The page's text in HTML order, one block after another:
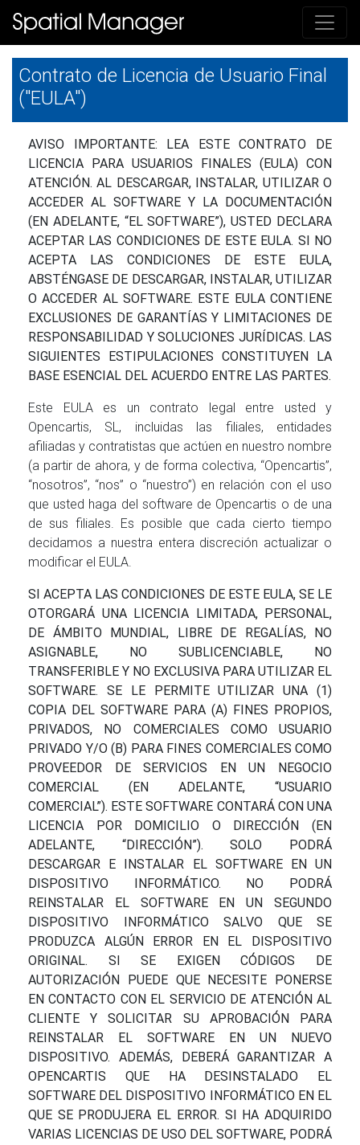
Contrato de Licencia de Usuario Final
("EULA")
AVISO IMPORTANTE: LEA ESTE
CONTRATO DE
LICENCIA PARA USUARIOS FINALES (EULA) CON
ATENCIÓN. AL DESCARGAR, INSTALAR, UTILIZAR O
ACCEDER AL SOFTWARE Y LA DOCUMENTACIÓN
(EN ADELANTE, “EL SOFTWARE”), USTED DECLARA
ACEPTAR LAS CONDICIONES DE ESTE EULA. SI NO
ACEPTA LAS CONDICIONES DE ESTE EULA,
ABSTÉNGASE DE DESCARGAR, INSTALAR, UTILIZAR
O ACCEDER AL SOFTWARE. ESTE EULA CONTIENE
EXCLUSIONES DE GARANTÍAS Y LIMITACIONES DE
RESPONSABILIDAD Y SOLUCIONES JURÍDICAS. LAS
SIGUIENTES ESTIPULACIONES CONSTITUYEN LA
BASE ESENCIAL DEL ACUERDO ENTRE LAS PARTES.
Este EULA es un contrato legal entre usted y
Opencartis, SL, incluidas las filiales, entidades
afiliadas y contratistas que actúen en nuestro nombre
(a partir de ahora, y de forma colectiva, “Opencartis”,
“nosotros”, “nos” o “nuestro”) en relación con el uso
que usted haga del software de Opencartis o de una
de sus filiales. Es posible que cada cierto tiempo
decidamos a nuestra entera discreción actualizar o
modificar el EULA.
SI ACEPTA LAS CONDICIONES DE ESTE EULA, SE LE
OTORGARÁ UNA LICENCIA LIMITADA, PERSONAL,
DE ÁMBITO MUNDIAL, LIBRE DE REGALÍAS, NO
ASIGNABLE, NO SUBLICENCIABLE, NO
TRANSFERIBLE Y NO EXCLUSIVA PARA UTILIZAR EL
SOFTWARE. SE LE PERMITE UTILIZAR UNA (1)
COPIA DEL SOFTWARE PARA (A) FINES PROPIOS,
PRIVADOS, NO COMERCIALES COMO USUARIO
PRIVADO Y/O (B) PARA FINES COMERCIALES COMO
PROVEEDOR DE SERVICIOS EN UN NEGOCIO
COMERCIAL (EN ADELANTE, “USUARIO
COMERCIAL”). ESTE SOFTWARE CONTARÁ CON UNA
LICENCIA POR DOMICILIO O DIRECCIÓN (EN
ADELANTE, “DIRECCIÓN”). SOLO PODRÁ
DESCARGAR E INSTALAR EL SOFTWARE EN UN
DISPOSITIVO INFORMÁTICO. NO PODRÁ
REINSTALAR EL SOFTWARE EN UN SEGUNDO
DISPOSITIVO INFORMÁTICO SALVO QUE SE
PRODUZCA ALGÚN ERROR EN EL DISPOSITIVO
ORIGINAL. SI SE EXIGEN CÓDIGOS DE
AUTORIZACIÓN PUEDE QUE NECESITE PONERSE
EN CONTACTO CON EL SERVICIO DE ATENCIÓN AL
CLIENTE Y SOLICITAR SU APROBACIÓN PARA
REINSTALAR EL SOFTWARE EN UN NUEVO
DISPOSITIVO. ADEMÁS, DEBERÁ GARANTIZAR A
OPENCARTIS QUE HA DESINSTALADO EL
SOFTWARE DEL DISPOSITIVO INFORMÁTICO EN EL
QUE SE PRODUJERA EL ERROR. SI HA ADQUIRIDO
VARIAS LICENCIAS DE USO DEL SOFTWARE, PODRÁ